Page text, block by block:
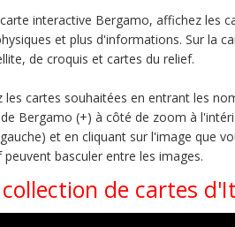
interactive Bergamo, affichez les
et plus d'informations. Sur la
de croquis et cartes du relief.
les cartes souhaitées en entrant les
Bergamo (+) à côté de zoom à
et en cliquant sur l'image que
peuvent basculer entre les images.
de cartes